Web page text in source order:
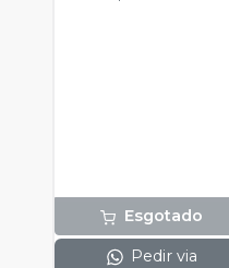
Esgotado
Pedir via